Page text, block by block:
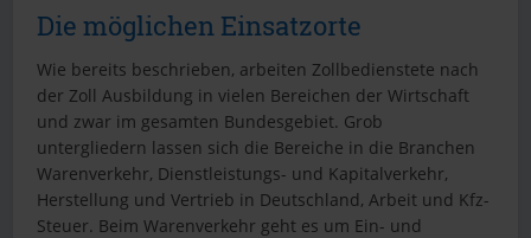
Die möglichen Einsatzorte
Wie bereits beschrieben, arbeiten Zollbedienstete nach
der Zoll Ausbildung in vielen Bereichen der Wirtschaft
und zwar im gesamten Bundesgebiet. Grob
untergliedern lassen sich die Bereiche in die Branchen
Warenverkehr, Dienstleistungs- und Kapitalverkehr,
Herstellung und Vertrieb in Deutschland, Arbeit und Kfz-
Steuer. Beim Warenverkehr geht es um Ein- und